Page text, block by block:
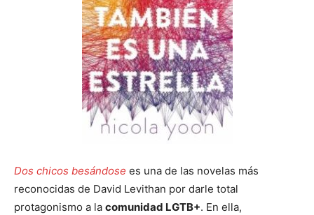
Dos chicos besándose es una de las novelas más
reconocidas de David Levithan por darle total
protagonismo a la comunidad LGTB+. En ella,